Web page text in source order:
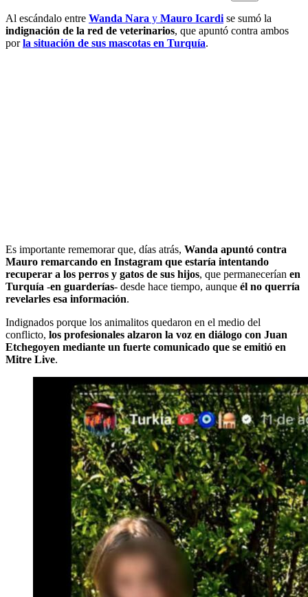
Al escándalo entre Wanda Nara y Mauro Icardi se sumó la
indignación de la red de veterinarios, que apuntó contra ambos
porla situación de sus mascotas en Turquía.
Es importante rememorar que, días atrás, Wanda apuntó contra
Mauro remarcando en Instagram que estaría intentando
recuperar a los perros y gatos de sus hijos, que permanecerían en
Turquía -en guarderías- desde hace tiempo, aunque él no querría
revelarles esa información.
Indignados porque los animalitos quedaron en el medio del
conflicto, los profesionales alzaron la voz en diálogo con Juan
Etchegoyen mediante un fuerte comunicado que se emitió en
Mitre Live.